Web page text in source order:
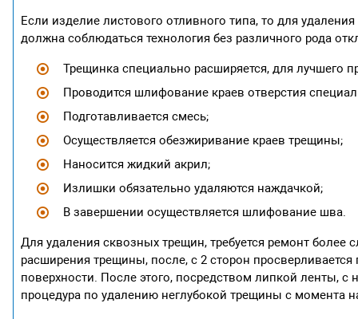
Если изделие листового отливного типа, то для
должна соблюдаться технология без различного рода
Трещинка специально расширяется, для лучшего
Проводится шлифование краев отверстия
Подготавливается смесь;
Осуществляется обезжиривание краев трещины;
Наносится жидкий акрил;
Излишки обязательно удаляются наждачкой;
В завершении осуществляется шлифование шва.
Для удаления сквозных трещин, требуется ремонт
расширения трещины, после, с 2 сторон
поверхности. После этого, посредством липкой ленты,
процедура по удалению неглубокой трещины с момента